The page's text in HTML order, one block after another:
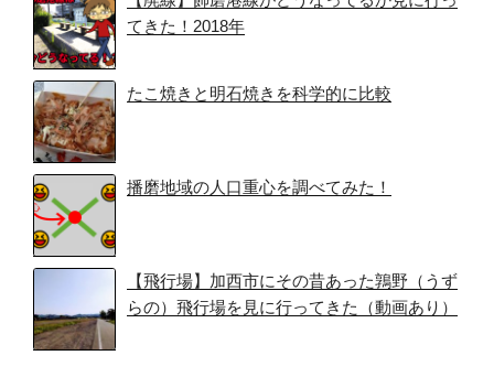
てきた！2018年
たこ焼きと明石焼きを科学的に比較
播磨地域の人口重心を調べてみた！
【飛行場】加西市にその昔あった鶉野（うず
らの）飛行場を見に行ってきた（動画あり）